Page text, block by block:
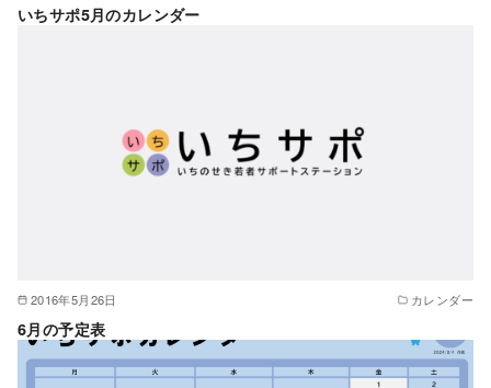
いちサポ5月のカレンダー
2016年5月26日 カレンダー
6月の予定表